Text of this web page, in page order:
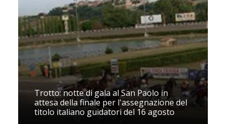
Trotto: notte di gala al San Paolo in
attesa della finale per l'assegnazione del
titolo italiano guidatori del 16 agosto